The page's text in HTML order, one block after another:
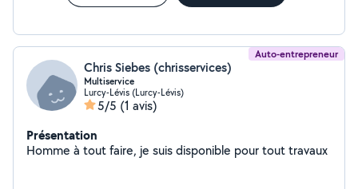
Auto-entrepreneur
Chris Siebes (chrisservices)
Multiservice
Lurcy-Lévis (Lurcy-Lévis)
5/5 (1 avis)
Présentation
Homme à tout faire, je suis disponible pour tout travaux